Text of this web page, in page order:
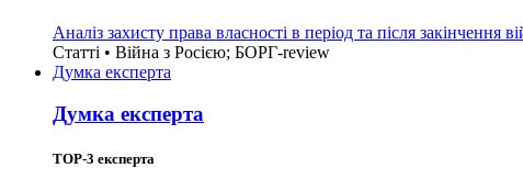
Аналіз захисту права власності в період та після закінчення
Статті • Війна з Росією; БОРГ-review
Думка експерта
Думка експерта
TOP-3 експерта